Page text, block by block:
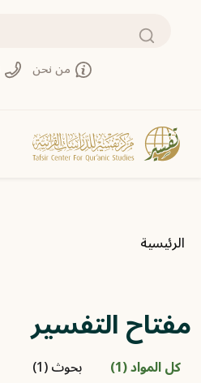
بحث
من نحن
مسار التنقل
الرئيسية
مفتاح التفسير
كل المواد (1) بحوث (1)